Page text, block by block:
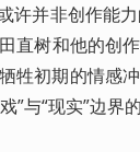
许并非创作能
直树和他的创
初期的情感
与“现实”边界